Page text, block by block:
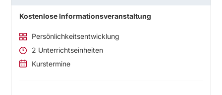
Kostenlose Informationsveranstaltung
Persönlichkeitsentwicklung
2 Unterrichtseinheiten
Kurstermine